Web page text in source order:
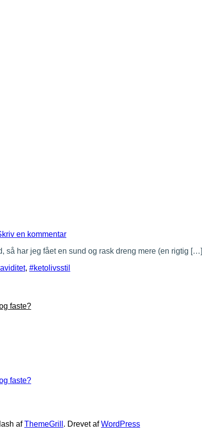
en kommentartil
fra
så har jeg fået en sund og rask dreng mere (en rigtig […]
, #ketolivsstil
faste?
faste?
afThemeGrill . Drevet afWordPress